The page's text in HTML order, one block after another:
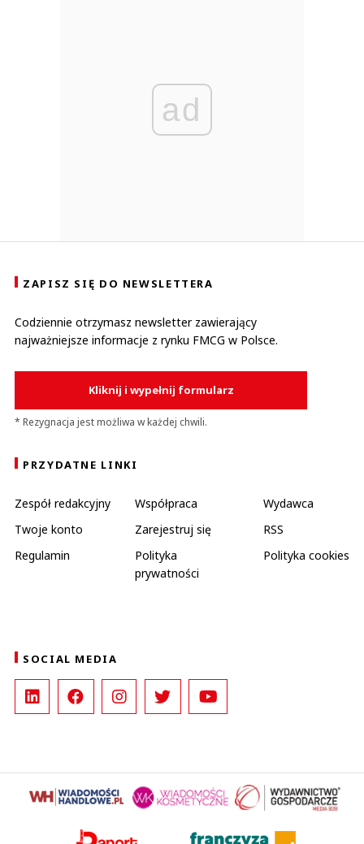
ad
ZAPISZ SIĘ DO NEWSLETTERA
Codziennie otrzymasz newsletter zawierający
najważniejsze informacje z rynku FMCG w Polsce.
Kliknij i wypełnij formularz
* Rezygnacja jest możliwa w każdej chwili.
PRZYDATNE LINKI
Zespół redakcyjny Współpraca
Wydawca
Twoje konto
Zarejestruj się
RSS
Regulamin
Polityka
prywatności
Polityka cookies
SOCIAL MEDIA